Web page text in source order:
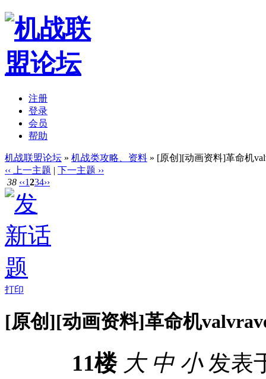
注册
登录
会员
帮助
机战联盟论坛 » 机战类攻略、资料 » [原创][动画资料]革命机
‹‹ 上一主题 | 下一主题 ››
38 ‹‹1234››
打印
[原创][动画资料]革命机
11楼 大 中 小发表